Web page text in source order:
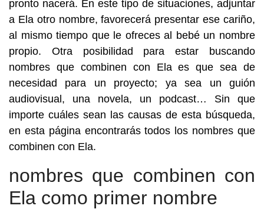
pronto nacerá. En este tipo de situaciones, adjuntar
a Ela otro nombre, favorecerá presentar ese cariño,
al mismo tiempo que le ofreces al bebé un nombre
propio. Otra posibilidad para estar buscando
nombres que combinen con Ela es que sea de
necesidad para un proyecto; ya sea un guión
audiovisual, una novela, un podcast… Sin que
importe cuáles sean las causas de esta búsqueda,
en esta página encontrarás todos los nombres que
combinen con Ela.
nombres que combinen con
Ela como primer nombre